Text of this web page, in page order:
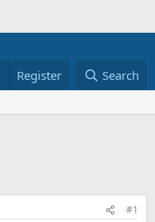
Register Search
#1